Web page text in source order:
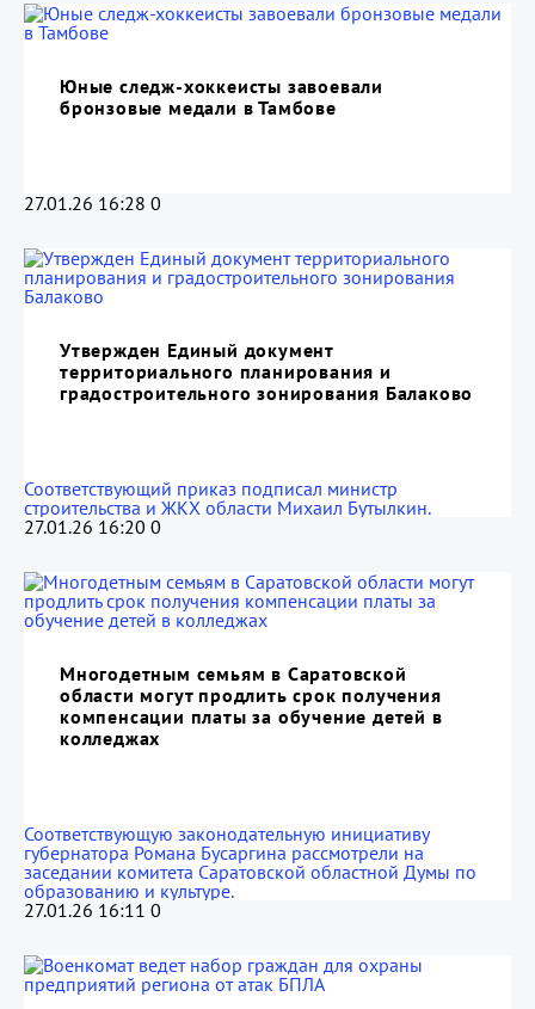
Юные следж-хоккеисты завоевали
бронзовые медали в Тамбове
27.01.26 16:28 0
Утвержден Единый документ
территориального планирования и
градостроительного зонирования Балаково
Соответствующий приказ подписал министр
строительства и ЖКХ области Михаил Бутылкин.
27.01.26 16:20 0
Многодетным семьям в Саратовской
области могут продлить срок получения
компенсации платы за обучение детей в
колледжах
Соответствующую законодательную инициативу
губернатора Романа Бусаргина рассмотрели на
заседании комитета Саратовской областной Думы по
образованию и культуре.
27.01.26 16:11 0